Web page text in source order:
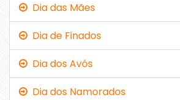
Dia das Mães
Dia de Finados
Dia dos Avós
Dia dos Namorados